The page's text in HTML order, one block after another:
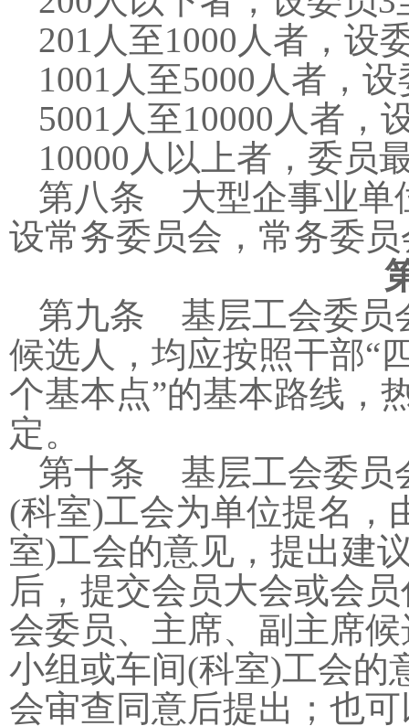
201 人至1000 人者，设
1001 人至5000 人者，设
5001 人至10000 人者，
10000 人以上者，委员
第八条 大型企事业单
设常务委员会，常务委
第九条 基层工会委员
候选人，均应按照干部“
个基本点”的基本路线，
定。
第十条 基层工会委员
(科室)工会为单位提名，
室)工会的意见，提出建
后，提交会员大会或会
会委员、主席、副主席
小组或车间(科室)工会的
会审查同意后提出；也